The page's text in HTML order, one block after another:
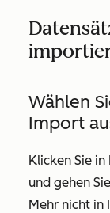
Wählen
Import
Klicken Sie
und gehen
Mehr nicht in